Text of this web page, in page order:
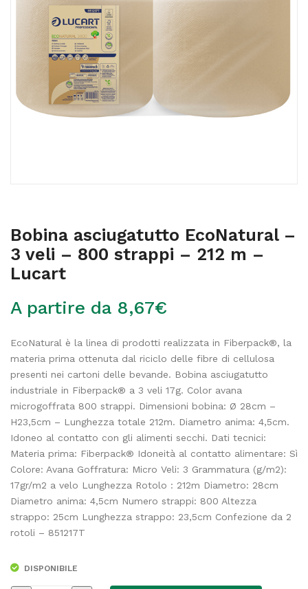
Bobina asciugatutto EcoNatural –
3 veli – 800 strappi – 212 m –
Lucart
A partire da 8,67€
EcoNatural è la linea di prodotti realizzata in Fiberpack®, la
materia prima ottenuta dal riciclo delle fibre di cellulosa
presenti nei cartoni delle bevande. Bobina asciugatutto
industriale in Fiberpack® a 3 veli 17g. Color avana
microgoffrata 800 strappi. Dimensioni bobina: Ø 28cm –
H23,5cm – Lunghezza totale 212m. Diametro anima: 4,5cm.
Idoneo al contatto con gli alimenti secchi. Dati tecnici:
Materia prima: Fiberpack® Idoneità al contatto alimentare: Sì
Colore: Avana Goffratura: Micro Veli: 3 Grammatura (g/m2):
17gr/m2 a velo Lunghezza Rotolo : 212m Diametro: 28cm
Diametro anima: 4,5cm Numero strappi: 800 Altezza
strappo: 25cm Lunghezza strappo: 23,5cm Confezione da 2
rotoli – 851217T
DISPONIBILE